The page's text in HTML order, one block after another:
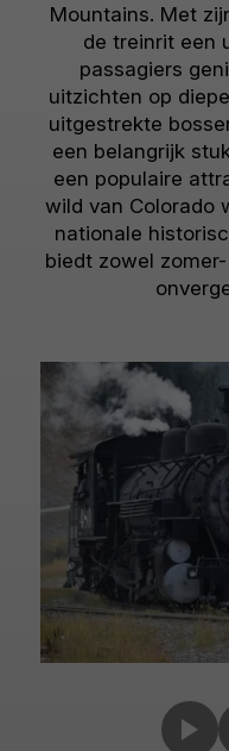
Mountains. Met
de treinrit een
passagiers
uitzichten op
uitgestrekte
een belangrijk
een populaire
wild van Colorado
nationale
biedt zowel